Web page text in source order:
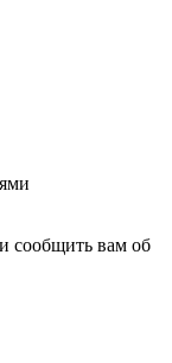
сообщить вам об